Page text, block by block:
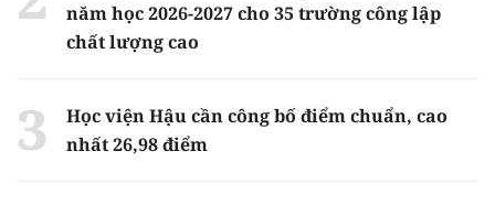
năm học 2026-2027 cho 35 trường công lập
chất lượng cao
Học viện Hậu cần công bố điểm chuẩn, cao
nhất 26,98 điểm